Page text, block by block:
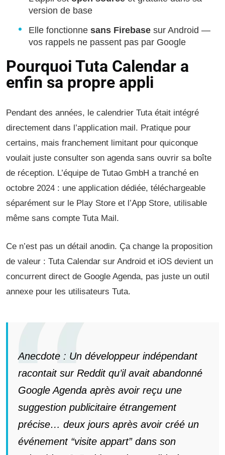
version de base
Elle fonctionne sans Firebase sur Android —
vos rappels ne passent pas par Google
Pourquoi Tuta Calendar a
enfin sa propre appli
Pendant des années, le calendrier Tuta était intégré
directement dans l’application mail. Pratique pour
certains, mais franchement limitant pour quiconque
voulait juste consulter son agenda sans ouvrir sa boîte
de réception. L’équipe de Tutao GmbH a tranché en
octobre 2024 : une application dédiée, téléchargeable
séparément sur le Play Store et l’App Store, utilisable
même sans compte Tuta Mail.
Ce n’est pas un détail anodin. Ça change la proposition
de valeur : Tuta Calendar sur Android et iOS devient un
concurrent direct de Google Agenda, pas juste un outil
annexe pour les utilisateurs Tuta.
Anecdote : Un développeur indépendant
racontait sur Reddit qu’il avait abandonné
Google Agenda après avoir reçu une
suggestion publicitaire étrangement
précise… deux jours après avoir créé un
événement “visite appart” dans son